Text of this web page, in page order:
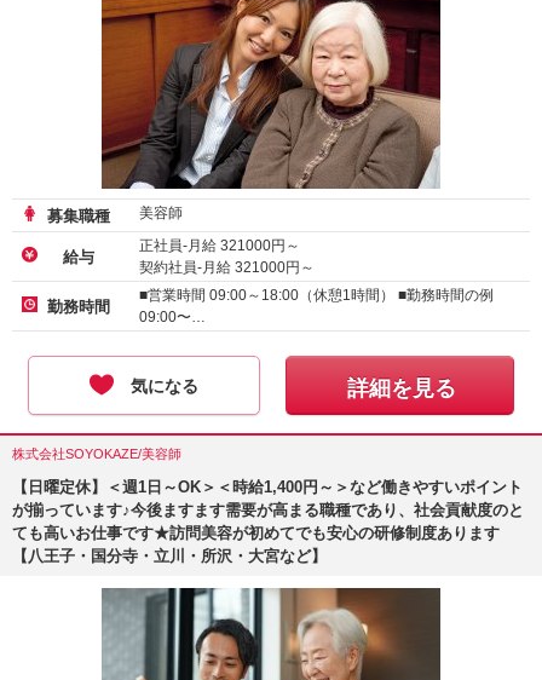
募集職種 美容師
給与
正社員-月給 321000円～
契約社員-月給 321000円～
アルバイト・パート-時給 : 1500 ～2000 円
勤務時間
■営業時間 09:00～18:00（休憩1時間） ■勤務時間の例
09:00〜…
気になる 詳細を見る
株式会社SOYOKAZE/美容師
【日曜定休】＜週1日～OK＞＜時給1,400円～＞など働きやすいポイント
が揃っています♪今後ますます需要が高まる職種であり、社会貢献度のと
ても高いお仕事です★訪問美容が初めてでも安心の研修制度あります
【八王子・国分寺・立川・所沢・大宮など】